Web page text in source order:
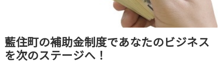
藍住町の補助金制度であなたのビジネス
を次のステージへ！